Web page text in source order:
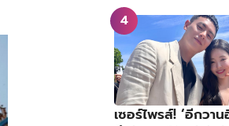
เซอร์ไพรส์! ‘อีกวา